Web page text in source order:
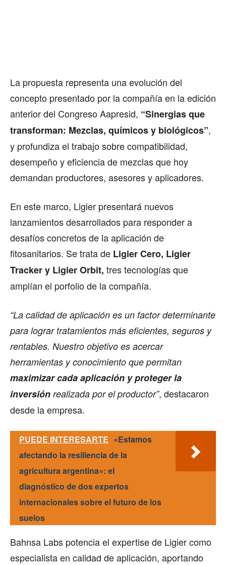
La propuesta representa una evolución del
concepto presentado por la compañía en la edición
anterior del Congreso Aapresid, “Sinergias que
transforman: Mezclas, químicos y biológicos”,
y profundiza el trabajo sobre compatibilidad,
desempeño y eficiencia de mezclas que hoy
demandan productores, asesores y aplicadores.
En este marco, Ligier presentará nuevos
lanzamientos desarrollados para responder a
desafíos concretos de la aplicación de
fitosanitarios. Se trata de Ligier Cero, Ligier
Tracker y Ligier Orbit, tres tecnologías que
amplían el porfolio de la compañía.
“La calidad de aplicación es un factor determinante
para lograr tratamientos más eficientes, seguros y
rentables. Nuestro objetivo es acercar
herramientas y conocimiento que permitan
maximizar cada aplicación y proteger la
inversión realizada por el productor”, destacaron
desde la empresa.
PUEDE INTERESARTE «Estamos
afectando la resiliencia de la
agricultura argentina»: el
diagnóstico de dos expertos
internacionales sobre el futuro de los
suelos
Bahnsa Labs potencia el expertise de Ligier como
especialista en calidad de aplicación, aportando